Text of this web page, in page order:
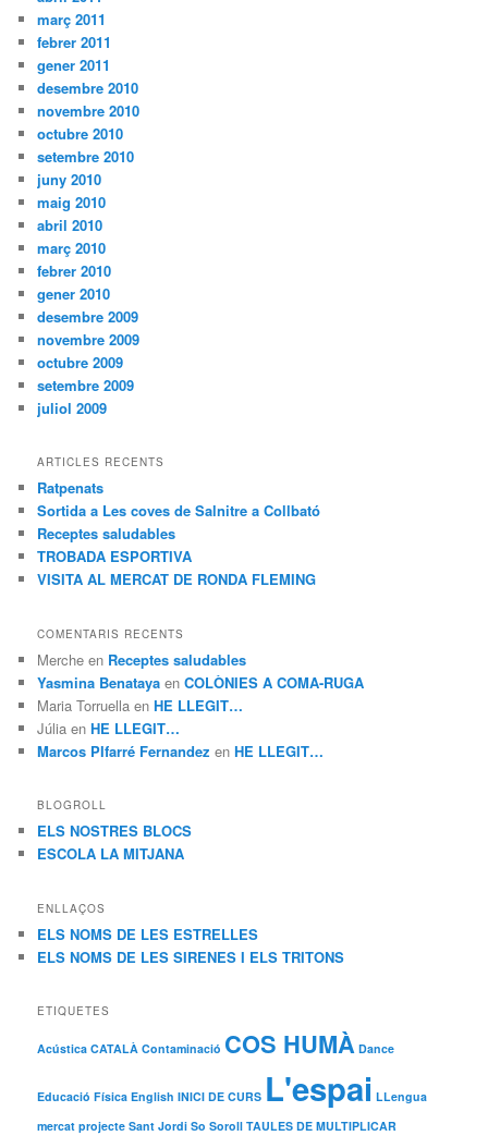
març 2011
febrer 2011
gener 2011
desembre 2010
novembre 2010
octubre 2010
setembre 2010
juny 2010
maig 2010
abril 2010
març 2010
febrer 2010
gener 2010
desembre 2009
novembre 2009
octubre 2009
setembre 2009
juliol 2009
ARTICLES RECENTS
Ratpenats
Sortida a Les coves de Salnitre a Collbató
Receptes saludables
TROBADA ESPORTIVA
VISITA AL MERCAT DE RONDA FLEMING
COMENTARIS RECENTS
Merche en Receptes saludables
Yasmina Benataya enCOLÒNIES A COMA-RUGA
Maria Torruella enHE LLEGIT…
Júlia enHE LLEGIT…
Marcos PIfarré Fernandez enHE LLEGIT…
BLOGROLL
ELS NOSTRES BLOCS
ESCOLA LA MITJANA
ENLLAÇOS
ELS NOMS DE LES ESTRELLES
ELS NOMS DE LES SIRENES I ELS TRITONS
ETIQUETES
Acústica CATALÀ Contaminació COS HUMÀ Dance
Educació Física English INICI DE CURS L'espai LLengua
mercat projecte Sant Jordi So Soroll TAULES DE MULTIPLICAR